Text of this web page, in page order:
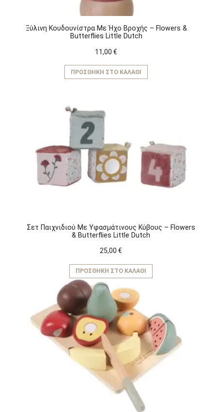
Ξύλινη Κουδουνίστρα Με Ήχο Βροχής – Flowers &
Butterflies Little Dutch
11,00 €
ΠΡΟΣΘΉΚΗ ΣΤΟ ΚΑΛΆΘΙ
Σετ Παιχνιδιού Με Υφασμάτινους Κύβους – Flowers
& Butterflies Little Dutch
25,00 €
ΠΡΟΣΘΉΚΗ ΣΤΟ ΚΑΛΆΘΙ